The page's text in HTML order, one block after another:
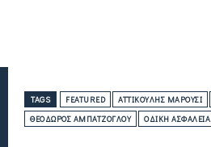
TAGS FEATURED ΑΤΤΙΚΟΎΛΗΣ ΜΑΡΟΎΣΙ
ΘΕΌΔΩΡΟΣ ΑΜΠΑΤΖΌΓΛΟΥ
ΟΔΙΚΉ ΑΣΦΆΛΕΙΑ